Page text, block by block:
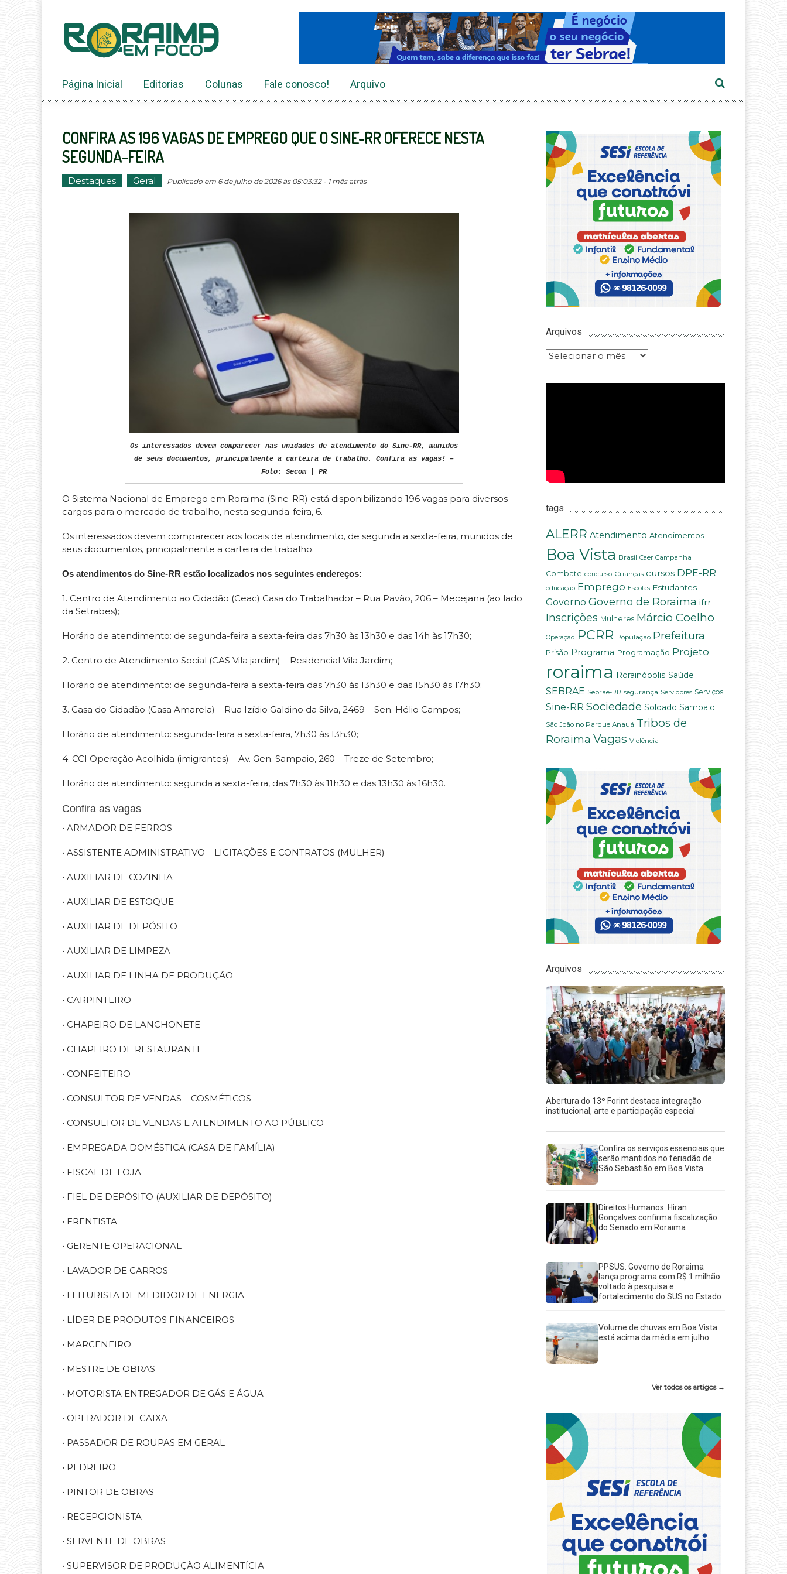
conteúdo
Página Inicial Editorias Colunas Fale conosco! Arquivo
CONFIRA AS 196 VAGAS DE EMPREGO QUE O SINE-RR OFERECE NESTA
SEGUNDA-FEIRA
Destaques Geral Publicado em 6 de julho de 2026 às 05:03:32 - 1 mês atrás
Os interessados devem comparecer nas unidades de atendimento do Sine-RR, munidos
de seus documentos, principalmente a carteira de trabalho. Confira as vagas! –
Foto: Secom | PR
O Sistema Nacional de Emprego em Roraima (Sine-RR) está disponibilizando 196 vagas para diversos
cargos para o mercado de trabalho, nesta segunda-feira, 6.
Os interessados devem comparecer aos locais de atendimento, de segunda a sexta-feira, munidos de
seus documentos, principalmente a carteira de trabalho.
Os atendimentos do Sine-RR estão localizados nos seguintes endereços:
1. Centro de Atendimento ao Cidadão (Ceac) Casa do Trabalhador – Rua Pavão, 206 – Mecejana (ao lado
da Setrabes);
Horário de atendimento: de segunda-feira a sexta-feira das 7h30 às 13h30 e das 14h às 17h30;
2. Centro de Atendimento Social (CAS Vila jardim) – Residencial Vila Jardim;
Horário de atendimento: de segunda-feira a sexta-feira das 7h30 às 13h30 e das 15h30 às 17h30;
3. Casa do Cidadão (Casa Amarela) – Rua Izídio Galdino da Silva, 2469 – Sen. Hélio Campos;
Horário de atendimento: segunda-feira a sexta-feira, 7h30 às 13h30;
4. CCI Operação Acolhida (imigrantes) – Av. Gen. Sampaio, 260 – Treze de Setembro;
Horário de atendimento: segunda a sexta-feira, das 7h30 às 11h30 e das 13h30 às 16h30.
Confira as vagas
• ARMADOR DE FERROS
• ASSISTENTE ADMINISTRATIVO – LICITAÇÕES E CONTRATOS (MULHER)
• AUXILIAR DE COZINHA
• AUXILIAR DE ESTOQUE
• AUXILIAR DE DEPÓSITO
• AUXILIAR DE LIMPEZA
• AUXILIAR DE LINHA DE PRODUÇÃO
• CARPINTEIRO
• CHAPEIRO DE LANCHONETE
• CHAPEIRO DE RESTAURANTE
• CONFEITEIRO
• CONSULTOR DE VENDAS – COSMÉTICOS
• CONSULTOR DE VENDAS E ATENDIMENTO AO PÚBLICO
• EMPREGADA DOMÉSTICA (CASA DE FAMÍLIA)
• FISCAL DE LOJA
• FIEL DE DEPÓSITO (AUXILIAR DE DEPÓSITO)
• FRENTISTA
• GERENTE OPERACIONAL
• LAVADOR DE CARROS
• LEITURISTA DE MEDIDOR DE ENERGIA
• LÍDER DE PRODUTOS FINANCEIROS
• MARCENEIRO
• MESTRE DE OBRAS
• MOTORISTA ENTREGADOR DE GÁS E ÁGUA
• OPERADOR DE CAIXA
• PASSADOR DE ROUPAS EM GERAL
• PEDREIRO
• PINTOR DE OBRAS
• RECEPCIONISTA
• SERVENTE DE OBRAS
• SUPERVISOR DE PRODUÇÃO ALIMENTÍCIA
Arquivos
Arquivos
tags
ALERR Atendimento Atendimentos
Boa Vista Brasil Caer Campanha
Combate concurso Crianças cursos DPE-RR
educação Emprego Escolas Estudantes
Governo Governo de Roraima ifrr
Inscrições Mulheres Márcio Coelho
Operação PCRR População Prefeitura
Prisão Programa Programação Projeto
roraima Rorainópolis Saúde
SEBRAE Sebrae-RR segurança Servidores Serviços
Sine-RR Sociedade Soldado Sampaio
São João no Parque Anauá Tribos de
Roraima Vagas Violência
Arquivos
Abertura do 13º Forint destaca integração
institucional, arte e participação especial
Confira os serviços essenciais que
serão mantidos no feriadão de
São Sebastião em Boa Vista
Direitos Humanos: Hiran
Gonçalves confirma fiscalização
do Senado em Roraima
PPSUS: Governo de Roraima
lança programa com R$ 1 milhão
voltado à pesquisa e
fortalecimento do SUS no Estado
Volume de chuvas em Boa Vista
está acima da média em julho
Ver todos os artigos →